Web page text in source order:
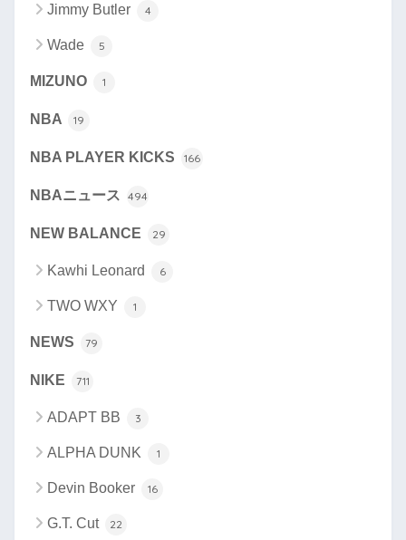
Jimmy Butler 4
Wade 5
MIZUNO 1
NBA 19
NBA PLAYER KICKS 166
NBAニュース 494
NEW BALANCE 29
Kawhi Leonard 6
TWO WXY 1
NEWS 79
NIKE 711
ADAPT BB 3
ALPHA DUNK 1
Devin Booker 16
G.T. Cut 22